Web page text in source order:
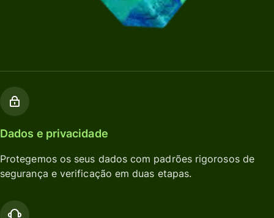
Dados e privacidade
Protegemos os seus dados com padrões rigorosos de
segurança e verificação em duas etapas.